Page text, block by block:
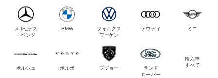
メルセデス
・ベンツ
BMW
フォルクス
ワーゲン
アウディ ミニ
ポルシェ ボルボ プジョー
ランド
ローバー
輸入車
すべて